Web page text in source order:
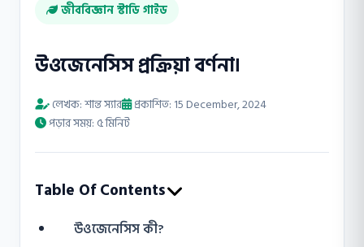
জীববিজ্ঞান স্টাডি গাইড
উওজেনেসিস প্রক্রিয়া বর্ণনা।
লেখক: শান্ত স্যার প্রকাশিত: 15 December, 2024
পড়ার সময়: ৫ মিনিট
Table Of Contents
উওজেনেসিস কী?